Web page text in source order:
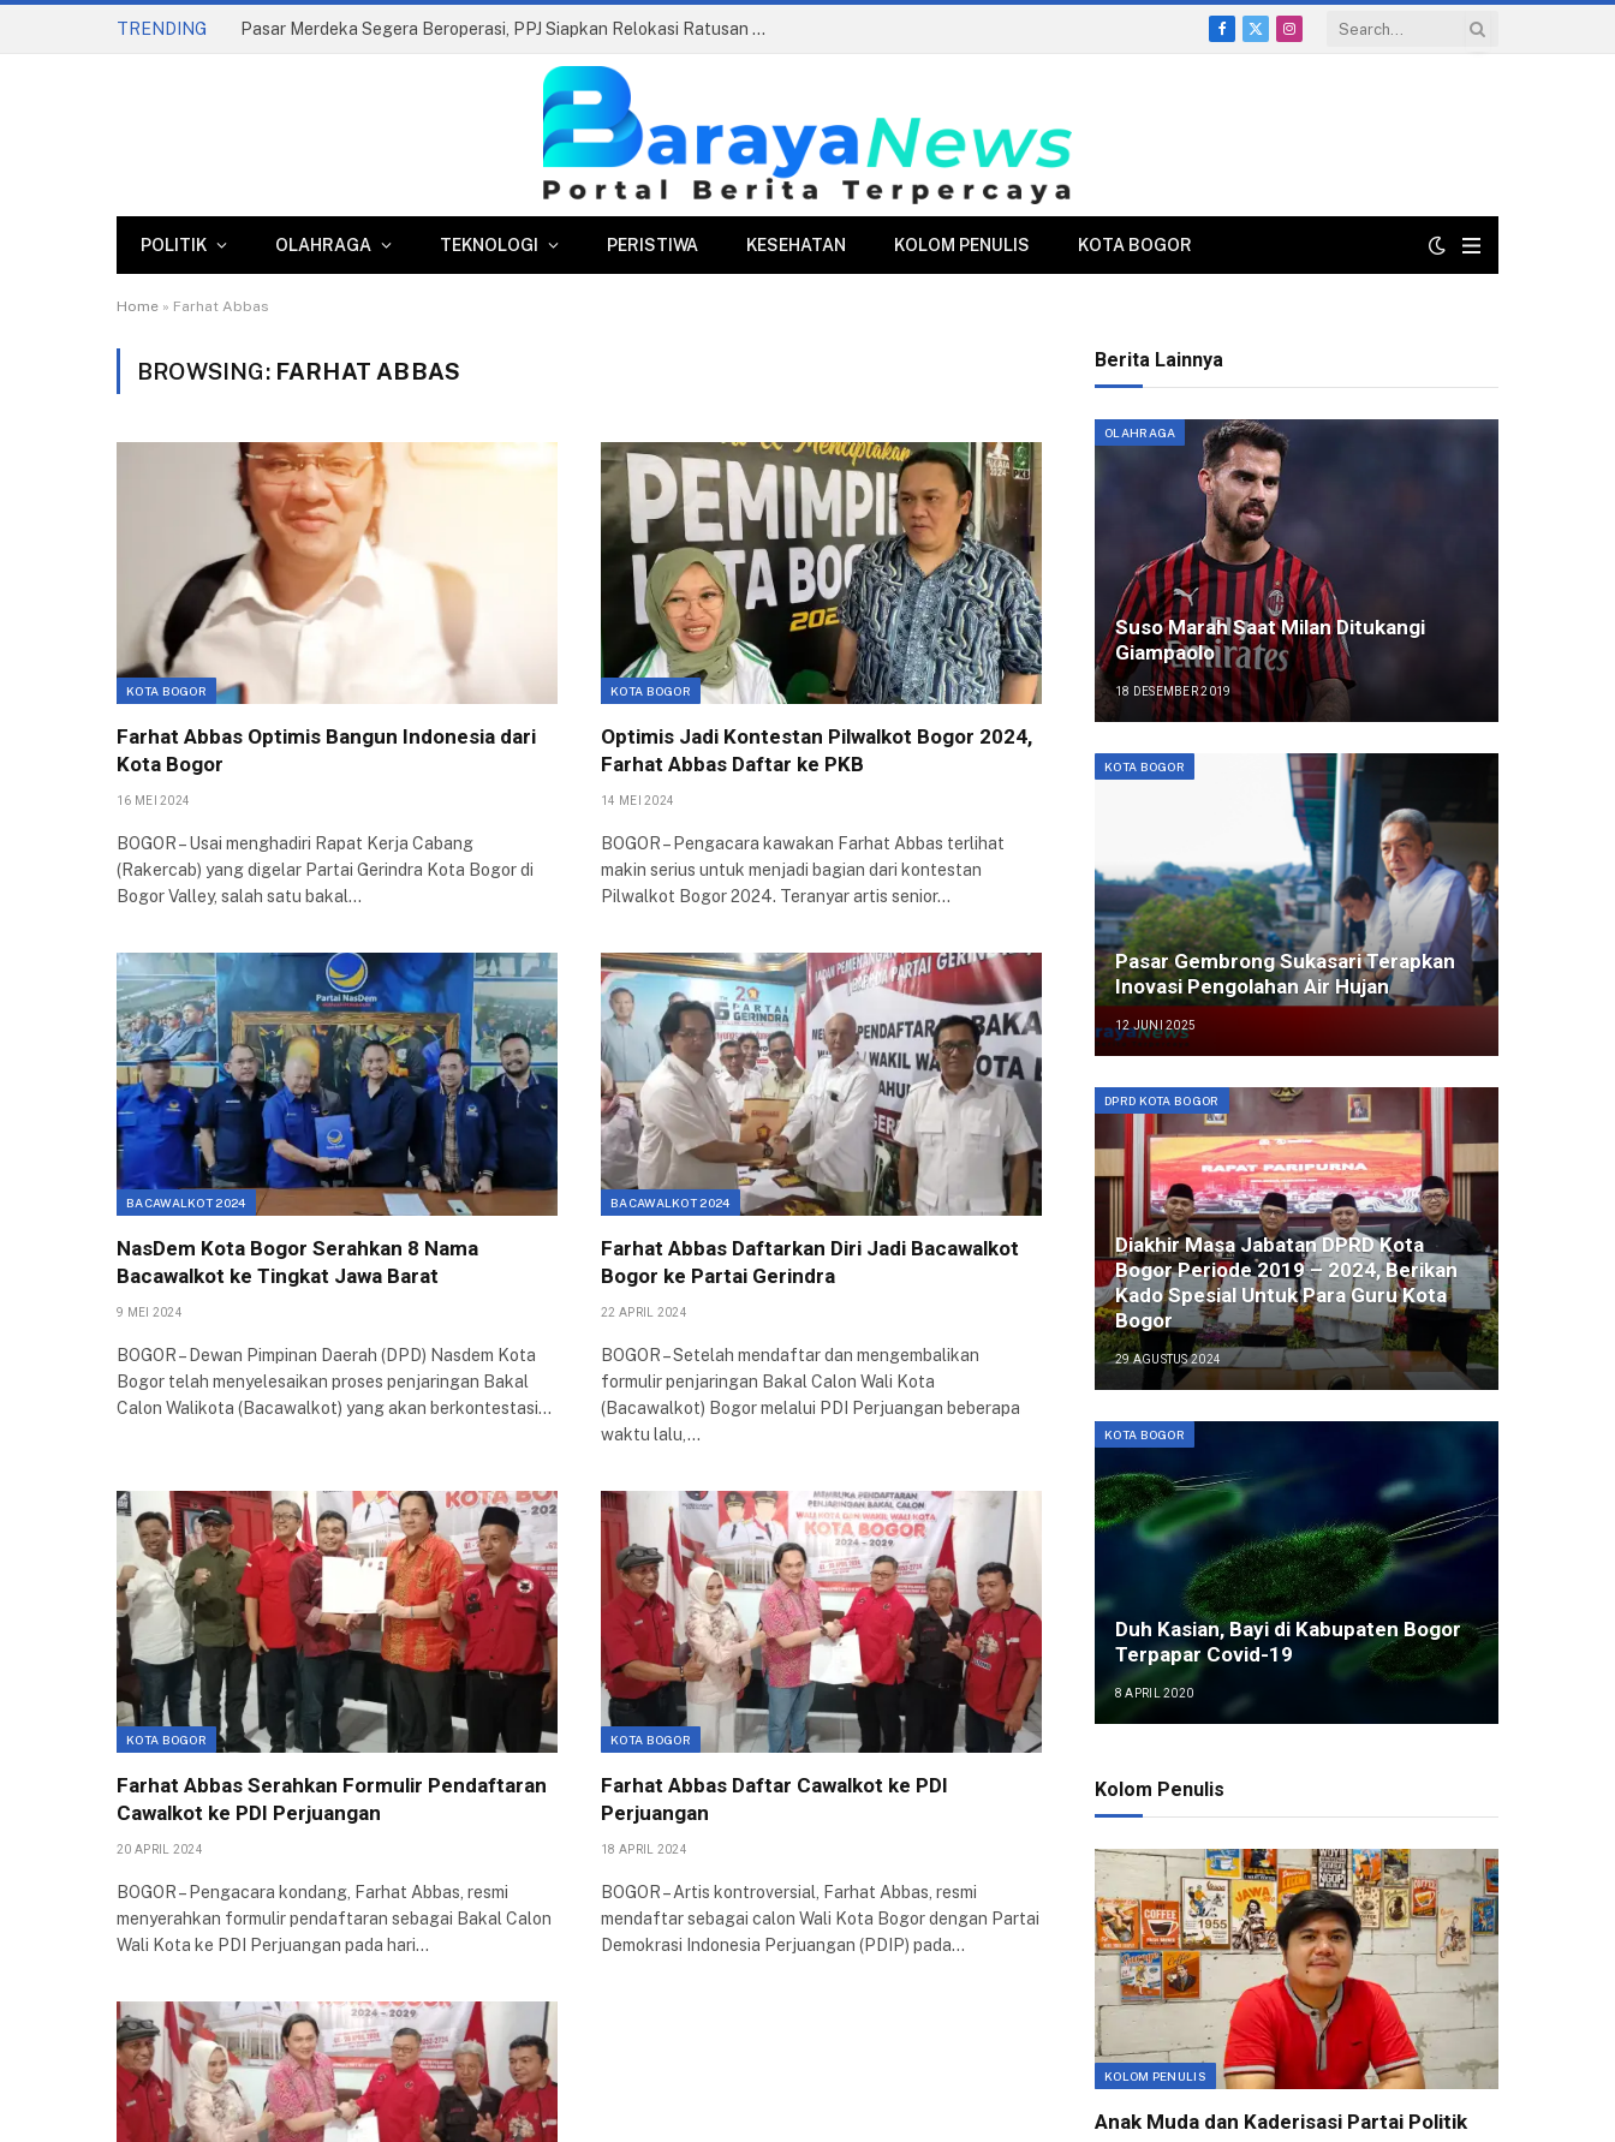
TRENDING Pasar Merdeka Segera Beroperasi, PPJ Siapkan Relokasi Ratusan Pedagang dan PKL
Facebook
X
Instagram
POLITIK OLAHRAGA TEKNOLOGI PERISTIWA KESEHATAN KOLOM PENULIS KOTA BOGOR
Home » Farhat Abbas
BROWSING: FARHAT ABBAS
KOTA BOGOR
Farhat Abbas Optimis Bangun Indonesia dari
Kota Bogor
16 MEI 2024
BOGOR – Usai menghadiri Rapat Kerja Cabang
(Rakercab) yang digelar Partai Gerindra Kota Bogor di
Bogor Valley, salah satu bakal…
KOTA BOGOR
Optimis Jadi Kontestan Pilwalkot Bogor 2024,
Farhat Abbas Daftar ke PKB
14 MEI 2024
BOGOR – Pengacara kawakan Farhat Abbas terlihat
makin serius untuk menjadi bagian dari kontestan
Pilwalkot Bogor 2024. Teranyar artis senior…
BACAWALKOT 2024
NasDem Kota Bogor Serahkan 8 Nama
Bacawalkot ke Tingkat Jawa Barat
9 MEI 2024
BOGOR – Dewan Pimpinan Daerah (DPD) Nasdem Kota
Bogor telah menyelesaikan proses penjaringan Bakal
Calon Walikota (Bacawalkot) yang akan berkontestasi…
BACAWALKOT 2024
Farhat Abbas Daftarkan Diri Jadi Bacawalkot
Bogor ke Partai Gerindra
22 APRIL 2024
BOGOR – Setelah mendaftar dan mengembalikan
formulir penjaringan Bakal Calon Wali Kota
(Bacawalkot) Bogor melalui PDI Perjuangan beberapa
waktu lalu,…
KOTA BOGOR
Farhat Abbas Serahkan Formulir Pendaftaran
Cawalkot ke PDI Perjuangan
20 APRIL 2024
BOGOR – Pengacara kondang, Farhat Abbas, resmi
menyerahkan formulir pendaftaran sebagai Bakal Calon
Wali Kota ke PDI Perjuangan pada hari…
KOTA BOGOR
Farhat Abbas Daftar Cawalkot ke PDI
Perjuangan
18 APRIL 2024
BOGOR – Artis kontroversial, Farhat Abbas, resmi
mendaftar sebagai calon Wali Kota Bogor dengan Partai
Demokrasi Indonesia Perjuangan (PDIP) pada…
Berita Lainnya
OLAHRAGA
Suso Marah Saat Milan Ditukangi
Giampaolo
18 DESEMBER 2019
KOTA BOGOR
Pasar Gembrong Sukasari Terapkan
Inovasi Pengolahan Air Hujan
12 JUNI 2025
DPRD KOTA BOGOR
Diakhir Masa Jabatan DPRD Kota
Bogor Periode 2019 – 2024, Berikan
Kado Spesial Untuk Para Guru Kota
Bogor
29 AGUSTUS 2024
KOTA BOGOR
Duh Kasian, Bayi di Kabupaten Bogor
Terpapar Covid-19
8 APRIL 2020
Kolom Penulis
KOLOM PENULIS
Anak Muda dan Kaderisasi Partai Politik